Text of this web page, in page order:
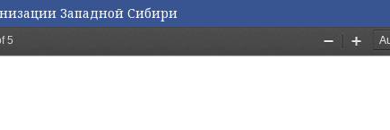
Западной Сибири